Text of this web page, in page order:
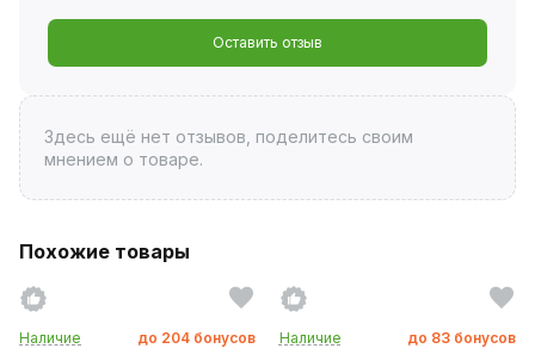
Оставить отзыв
Здесь ещё нет отзывов, поделитесь своим
мнением о товаре.
Похожие товары
Наличие до 204 бонусов
Наличие до 83 бонусов